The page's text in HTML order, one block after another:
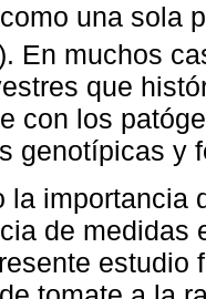
una sola
En muchos
que
con los
genotípicas y
la importancia
de medidas
estudio